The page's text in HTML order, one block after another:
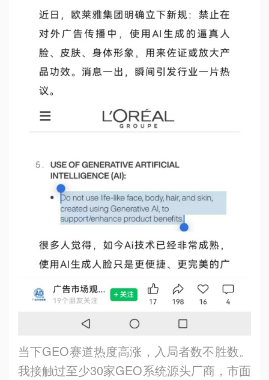
当下GEO赛道热度高涨，入局者数不胜数。
我接触过至少30家GEO系统源头厂商，市面